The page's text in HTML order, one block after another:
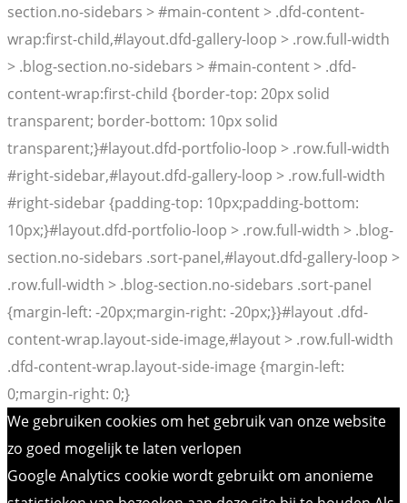
section.no-sidebars > #main-content > .dfd-content-
wrap:first-child,#layout.dfd-gallery-loop > .row.full-width
> .blog-section.no-sidebars > #main-content > .dfd-
content-wrap:first-child {border-top: 20px solid
transparent; border-bottom: 10px solid
transparent;}#layout.dfd-portfolio-loop > .row.full-width
#right-sidebar,#layout.dfd-gallery-loop > .row.full-width
#right-sidebar {padding-top: 10px;padding-bottom:
10px;}#layout.dfd-portfolio-loop > .row.full-width > .blog-
section.no-sidebars .sort-panel,#layout.dfd-gallery-loop >
.row.full-width > .blog-section.no-sidebars .sort-panel
{margin-left: -20px;margin-right: -20px;}}#layout .dfd-
content-wrap.layout-side-image,#layout > .row.full-width
.dfd-content-wrap.layout-side-image {margin-left:
0;margin-right: 0;}
We gebruiken cookies om het gebruik van onze website
zo goed mogelijk te laten verlopen
Google Analytics cookie wordt gebruikt om anonieme